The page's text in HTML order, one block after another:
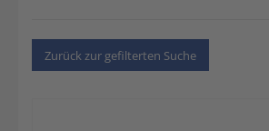
Zurück zur gefilterten Suche